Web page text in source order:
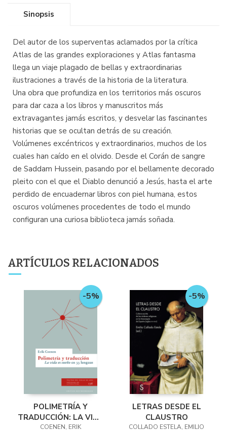
Sinopsis
Del autor de los superventas aclamados por la crítica
Atlas de las grandes exploraciones y Atlas fantasma
llega un viaje plagado de bellas y extraordinarias
ilustraciones a través de la historia de la literatura.
Una obra que profundiza en los territorios más oscuros
para dar caza a los libros y manuscritos más
extravagantes jamás escritos, y desvelar las fascinantes
historias que se ocultan detrás de su creación.
Volúmenes excéntricos y extraordinarios, muchos de los
cuales han caído en el olvido. Desde el Corán de sangre
de Saddam Hussein, pasando por el bellamente decorado
pleito con el que el Diablo denunció a Jesús, hasta el arte
perdido de encuadernar libros con piel humana, estos
oscuros volúmenes procedentes de todo el mundo
configuran una curiosa biblioteca jamás soñada.
ARTÍCULOS RELACIONADOS
-5%
POLIMETRÍA Y
TRADUCCIÓN: LA VIDA
ES SUEÑO EN 33
COENEN, ERIK
-5%
LETRAS DESDE EL
CLAUSTRO
COLLADO ESTELA, EMILIO